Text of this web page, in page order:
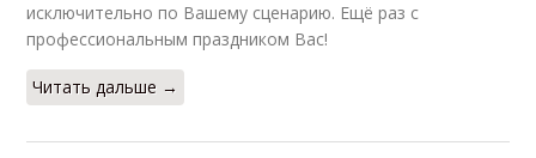
исключительно по Вашему сценарию. Ещё раз с
профессиональным праздником Вас!
Читать дальше →